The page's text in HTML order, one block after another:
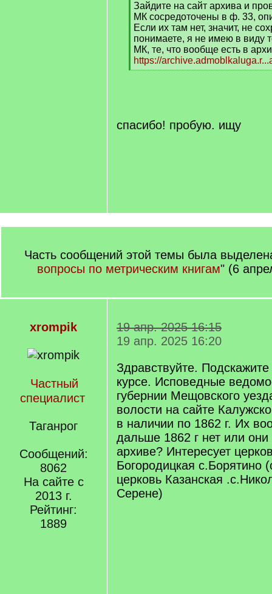
]
Зайдите на сайт архива и
МК сосредоточены в ф. 33,
Если их там нет, значит, не
понимаете, я не имею в виду
МК, те, что вообще есть в
https://
[
спасибо! пробую. ищу
Часть сообщений этой темы была
вопросы по метрическим книгам" (6
xrompik
Частный
специалист
Таганрог
Сообщений:
8062
На сайте с
2013 г.
Рейтинг:
1889
19 апр. 2025 16:15
19 апр. 2025 16:20
Здравствуйте.
курсе. Исповедные
губернии Мещовского
волости на сайте
в наличии по 1862 г. Их
дальше 1862 г нет или они
архиве? Интересует
Богородицкая с.Борятино
церковь Казанская
Серене)